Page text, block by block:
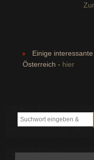
Einige
Österreich - hier